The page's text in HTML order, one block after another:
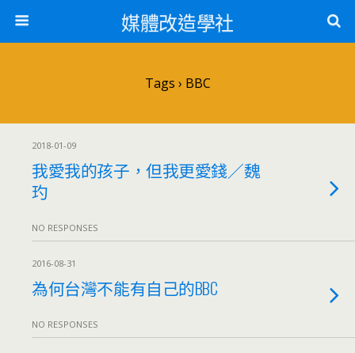
媒體改造學社
Tags › BBC
2018-01-09
我愛我的孩子，但我更愛錢／魏
玓
NO RESPONSES
2016-08-31
為何台灣不能有自己的BBC
NO RESPONSES